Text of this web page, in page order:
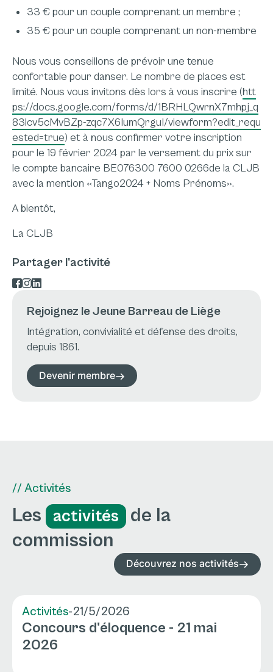
33 € pour un couple comprenant un membre ;
35 € pour un couple comprenant un non-membre
Nous vous conseillons de prévoir une tenue
confortable pour danser. Le nombre de places est
limité. Nous vous invitons dès lors à vous inscrire (htt
ps://docs.google.com/forms/d/1BRHLQwrnX7mhpj_q
83lcv5cMvBZp-zqc7X6IumQrguI/viewform?edit_requ
ested=true) et à nous confirmer votre inscription
pour le 19 février 2024 par le versement du prix sur
le compte bancaire BE076300 7600 0266de la CLJB
avec la mention «Tango2024 + Noms Prénoms».
A bientôt,
La CLJB
Partager l'activité
Rejoignez le Jeune Barreau de Liège
Intégration, convivialité et défense des droits,
depuis 1861.
Devenir membre
// Activités
Les activités
de la
commission
Découvrez nos activités
Activités-21/5/2026
Concours d'éloquence - 21 mai
2026